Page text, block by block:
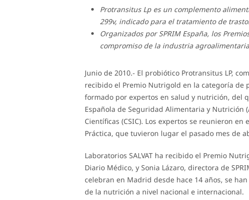
Protransitus Lp es un complemento
299v, indicado para el tratamiento de
Organizados por SPRIM España, los
compromiso de la industria
Junio de 2010.- El probiótico Protransitus LP,
recibido el Premio Nutrigold en la categoría de
formado por expertos en salud y nutrición, del
Española de Seguridad Alimentaria y Nutrición
Científicas (CSIC). Los expertos se reunieron
Práctica, que tuvieron lugar el pasado mes de
Laboratorios SALVAT ha recibido el Premio
Diario Médico, y Sonia Lázaro, directora de
celebran en Madrid desde hace 14 años, se
de la nutrición a nivel nacional e internacional.